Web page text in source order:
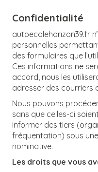
Confidentialité
autoecolehorizon39.fr
personnelles
des formulaires que
Ces informations ne
accord, nous les
adresser des courriers
Nous pouvons
sans que celles-ci
informer des tiers
fréquentation) sous
nominative.
Les droits que vous